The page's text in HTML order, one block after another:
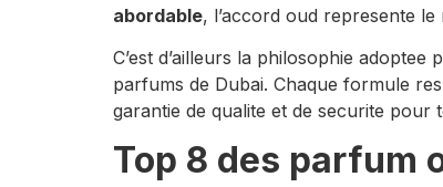
abordable, l’accord oud represente
C’est d’ailleurs la philosophie adoptee
parfums de Dubai. Chaque formule
garantie de qualite et de securite pour
Top 8 des parfum